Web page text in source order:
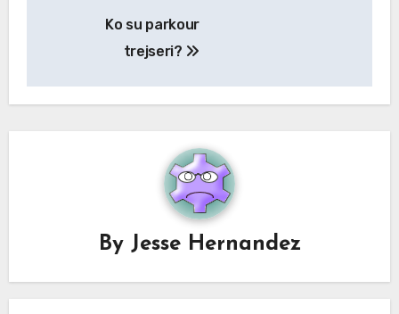
navigation
Ko su parkour
trejseri?
By Jesse Hernandez